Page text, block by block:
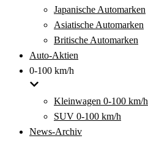
Japanische Automarken
Asiatische Automarken
Britische Automarken
Auto-Aktien
0-100 km/h
Kleinwagen 0-100 km/h
SUV 0-100 km/h
News-Archiv